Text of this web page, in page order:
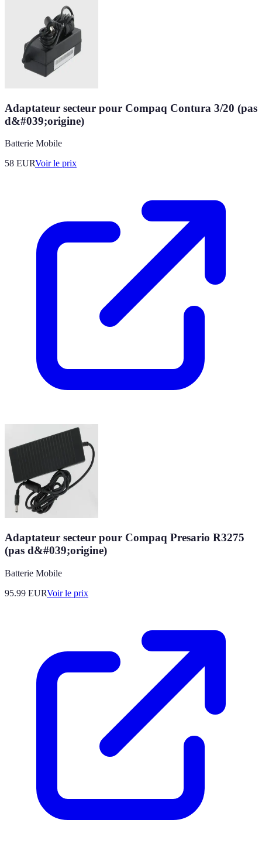
Adaptateur secteur pour Compaq Contura 3/20 (pas
d&#039;origine)
Batterie Mobile
58 EURVoir le prix
Adaptateur secteur pour Compaq Presario R3275
(pas d&#039;origine)
Batterie Mobile
95.99 EURVoir le prix